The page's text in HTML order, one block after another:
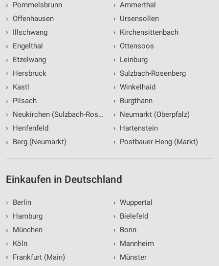
›
Pommelsbrunn
›
Offenhausen
›
Illschwang
›
Engelthal
›
Etzelwang
›
Hersbruck
›
Kastl
›
Pilsach
›
Neukirchen (Sulzbach-Rosenberg)
›
Henfenfeld
›
Berg (Neumarkt)
› Ammerthal
› Ursensollen
› Kirchensittenbach
› Ottensoos
› Leinburg
› Sulzbach-Rosenberg
› Winkelhaid
› Burgthann
› Neumarkt (Oberpfalz)
› Hartenstein
› Postbauer-Heng (Markt)
Einkaufen in Deutschland
›
Berlin
›
Hamburg
›
München
›
Köln
›
Frankfurt (Main)
› Wuppertal
› Bielefeld
› Bonn
› Mannheim
› Münster